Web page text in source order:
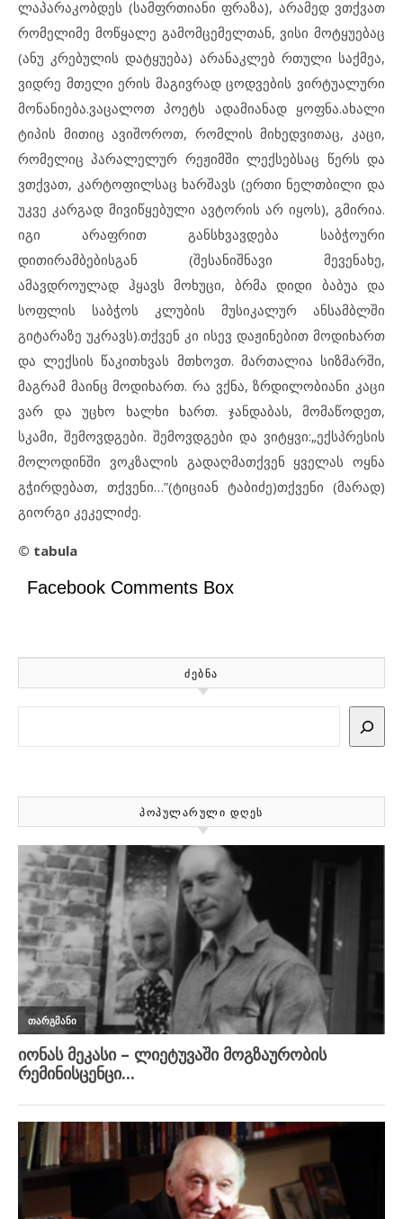
ლაპარაკობდეს (სამფრთიანი ფრაზა), არამედ ვთქვათ
რომელიმე მოწყალე გამომცემელთან, ვისი მოტყუებაც
(ანუ კრებულის დატყუება) არანაკლებ რთული საქმეა,
ვიდრე მთელი ერის მაგივრად ცოდვების ვირტუალური
მონანიება.ვაცალოთ პოეტს ადამიანად ყოფნა.ახალი
ტიპის მითიც ავიშოროთ, რომლის მიხედვითაც, კაცი,
რომელიც პარალელურ რეჟიმში ლექსებსაც წერს და
ვთქვათ, კარტოფილსაც ხარშავს (ერთი ნელთბილი და
უკვე კარგად მივიწყებული ავტორის არ იყოს), გმირია.
იგი არაფრით განსხვავდება საბჭოური
დითირამბებისგან (შესანიშნავი მევენახე,
ამავდროულად ჰყავს მოხუცი, ბრმა დიდი ბაბუა და
სოფლის საბჭოს კლუბის მუსიკალურ ანსამბლში
გიტარაზე უკრავს).თქვენ კი ისევ დაჟინებით მოდიხართ
და ლექსის წაკითხვას მთხოვთ. მართალია სიზმარში,
მაგრამ მაინც მოდიხართ. რა ვქნა, ზრდილობიანი კაცი
ვარ და უცხო ხალხი ხართ. ჯანდაბას, მომაწოდეთ,
სკამი, შემოვდგები. შემოვდგები და ვიტყვი:„ექსპრესის
მოლოდინში ვოკზალის გადაღმათქვენ ყველას ოყნა
გჭირდებათ, თქვენი…”(ტიციან ტაბიძე)თქვენი (მარად)
გიორგი კეკელიძე.
© tabula
Facebook Comments Box
ᲫᲔᲑᲜᲐ
ᲞᲝᲞᲣᲚᲐᲠᲣᲚᲘ ᲓᲦᲔᲡ